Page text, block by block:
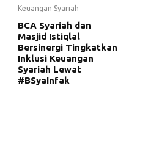
Keuangan Syariah
BCA Syariah dan
Masjid Istiqlal
Bersinergi Tingkatkan
Inklusi Keuangan
Syariah Lewat
#BSyaInfak